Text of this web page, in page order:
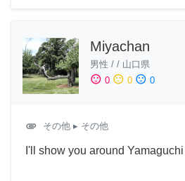
Miyachan
男性 / / 山口県
sentiment_satisfied 0 sentiment_neutral 0 sentiment_dissatisfied 0
attachment その他 ▸ その他
I'll show you around